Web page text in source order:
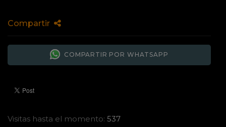
Compartir
COMPARTIR POR WHATSAPP
Visitas hasta el momento: 537